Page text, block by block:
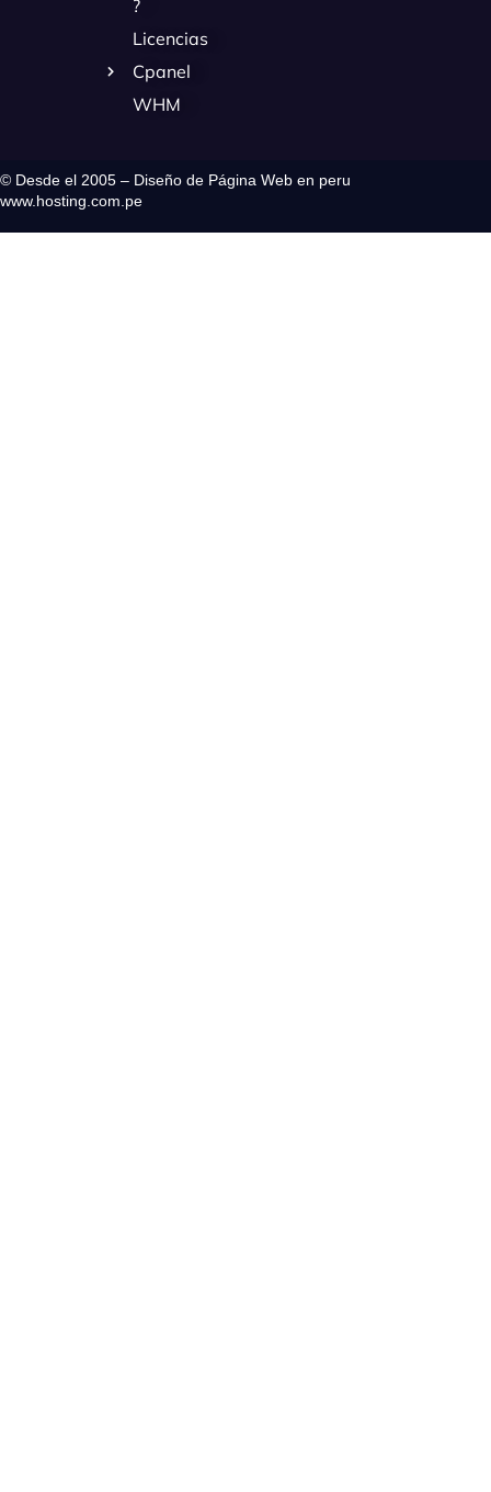
?
Licencias
Cpanel
WHM
© Desde el 2005 – Diseño de Página Web en peru
www.hosting.com.pe